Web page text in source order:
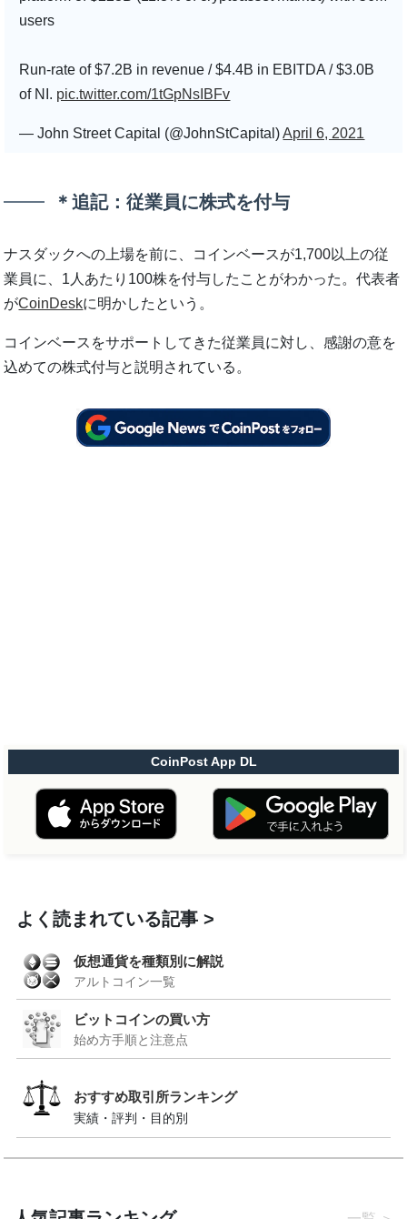
users
Run-rate of $7.2B in revenue / $4.4B in EBITDA / $3.0B
of NI. pic.twitter.com/1tGpNsIBFv
— John Street Capital (@JohnStCapital)April 6, 2021
＊追記：従業員に株式を付与
ナスダックへの上場を前に、コインベースが1,700以上の従
業員に、1人あたり100株を付与したことがわかった。代表者
がCoinDeskに明かしたという。
コインベースをサポートしてきた従業員に対し、感謝の意を
込めての株式付与と説明されている。
CoinPost App DL
よく読まれている記事
仮想通貨を種類別に解説
アルトコイン一覧
ビットコインの買い方
始め方手順と注意点
おすすめ取引所ランキング
実績・評判・目的別